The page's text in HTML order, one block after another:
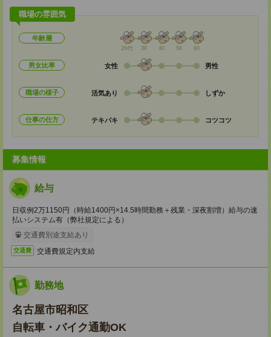
職場の雰囲気
年齢層
20代 30 40 50 60
男女比率 女性 男性
職場の様子 活気あり しずか
仕事の仕方 テキパキ コツコツ
募集情報
給与
日収例2万1150円（時給1400円×14.5時間勤務＋残業・深夜割増）給与の速
払いシステム有（弊社規定による）
交通費別途支給あり
交通費 交通費規定内支給
勤務地
名古屋市昭和区
自転車・バイク通勤OK